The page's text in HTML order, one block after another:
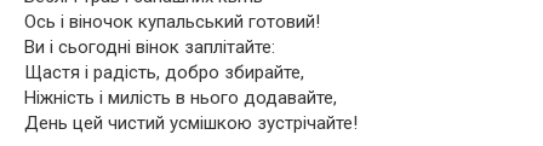
Ось і віночок купальський готовий!
Ви і сьогодні вінок заплітайте:
Щастя і радість, добро збирайте,
Ніжність і милість в нього додавайте,
День цей чистий усмішкою зустрічайте!